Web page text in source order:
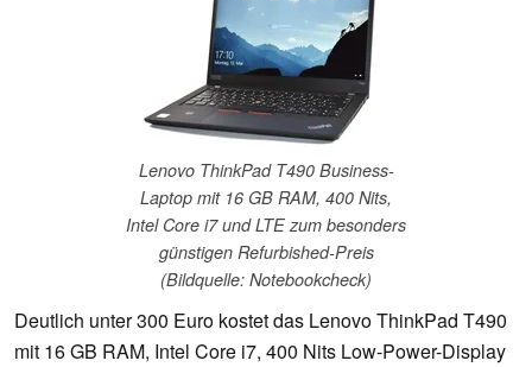
Lenovo ThinkPad T490 Business-
Laptop mit 16 GB RAM, 400 Nits,
Intel Core i7 und LTE zum besonders
günstigen Refurbished-Preis
(Bildquelle: Notebookcheck)
Deutlich unter 300 Euro kostet das Lenovo ThinkPad T490
mit 16 GB RAM, Intel Core i7, 400 Nits Low-Power-Display